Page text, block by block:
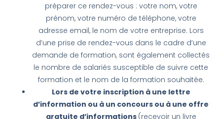
préparer ce rendez-vous : votre nom, votre
prénom, votre numéro de téléphone, votre
adresse email, le nom de votre entreprise. Lors
d’une prise de rendez-vous dans le cadre d’une
demande de formation, sont également collectés
le nombre de salariés susceptible de suivre cette
formation et le nom de la formation souhaitée.
Lors de votre inscription à une lettre
d’information ou à un concours ou à une offre
gratuite d’informations (recevoir un livre